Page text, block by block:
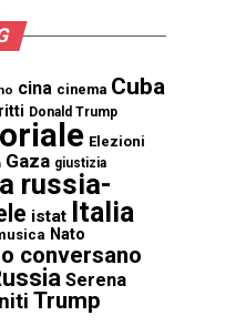
cina cinema Cuba
Donald Trump
Elezioni
Gaza giustizia
russia-
istat Italia
Nato
conversano
Serena
Trump